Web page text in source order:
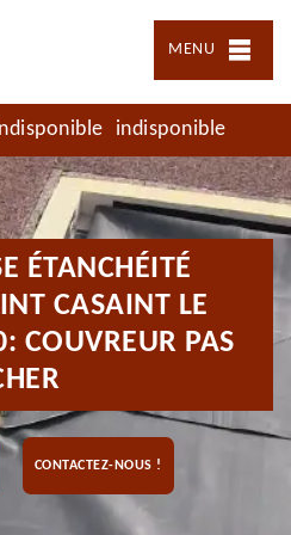
MENU
indisponible
ÉTANCHÉITÉ
CASAINT LE
COUVREUR PAS
CONTACTEZ-NOUS !